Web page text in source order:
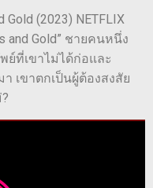
Gold (2023) NETFLIX
and Gold” ชายคนหนึ่ง
ที่เขาไม่ได้ก่อและ
เขาตกเป็นผู้ต้องสงสัย